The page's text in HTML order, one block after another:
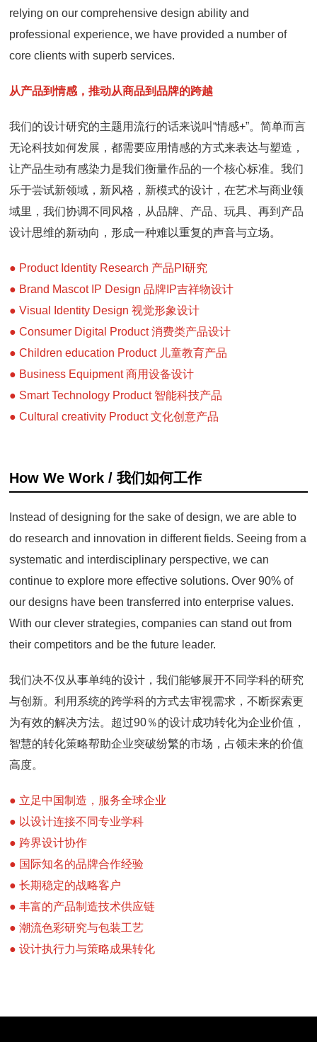
relying on our comprehensive design ability and
professional experience, we have provided a number of
core clients with superb services.
从产品到情感，推动从商品到品牌的跨越
我们的设计研究的主题用流行的话来说叫“情感+”。简单而言
无论科技如何发展，都需要应用情感的方式来表达与塑造，
让产品生动有感染力是我们衡量作品的一个核心标准。我们
乐于尝试新领域，新风格，新模式的设计，在艺术与商业领
域里，我们协调不同风格，从品牌、产品、玩具、再到产品
设计思维的新动向，形成一种难以重复的声音与立场。
● Product Identity Research 产品PI研究
● Brand Mascot IP Design 品牌IP吉祥物设计
● Visual Identity Design 视觉形象设计
● Consumer Digital Product 消费类产品设计
● Children education Product 儿童教育产品
● Business Equipment 商用设备设计
● Smart Technology Product 智能科技产品
● Cultural creativity Product 文化创意产品
How We Work / 我们如何工作
Instead of designing for the sake of design, we are able to
do research and innovation in different fields. Seeing from a
systematic and interdisciplinary perspective, we can
continue to explore more effective solutions. Over 90% of
our designs have been transferred into enterprise values.
With our clever strategies, companies can stand out from
their competitors and be the future leader.
我们决不仅从事单纯的设计，我们能够展开不同学科的研究
与创新。利用系统的跨学科的方式去审视需求，不断探索更
为有效的解决方法。超过90％的设计成功转化为企业价值，
智慧的转化策略帮助企业突破纷繁的市场，占领未来的价值
高度。
● 立足中国制造，服务全球企业
● 以设计连接不同专业学科
● 跨界设计协作
● 国际知名的品牌合作经验
● 长期稳定的战略客户
● 丰富的产品制造技术供应链
● 潮流色彩研究与包装工艺
● 设计执行力与策略成果转化